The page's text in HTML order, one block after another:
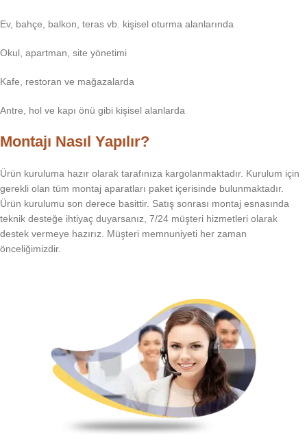
Ev, bahçe, balkon, teras vb. kişisel oturma alanlarında
Okul, apartman, site yönetimi
Kafe, restoran ve mağazalarda
Antre, hol ve kapı önü gibi kişisel alanlarda
Montajı Nasıl Yapılır?
Ürün kuruluma hazır olarak tarafınıza kargolanmaktadır. Kurulum için
gerekli olan tüm montaj aparatları paket içerisinde bulunmaktadır.
Ürün kurulumu son derece basittir. Satış sonrası montaj esnasında
teknik desteğe ihtiyaç duyarsanız, 7/24 müşteri hizmetleri olarak
destek vermeye hazırız. Müşteri memnuniyeti her zaman
önceliğimizdir.